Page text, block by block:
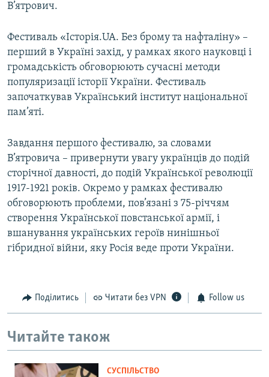
В’ятрович.
Фестиваль «Історія.UA. Без брому та нафталіну» –
перший в Україні захід, у рамках якого науковці і
громадськість обговорюють сучасні методи
популяризації історії України. Фестиваль
започаткував Український інститут національної
пам’яті.
Завдання першого фестивалю, за словами
В’ятровича – привернути увагу українців до подій
сторічної давності, до подій Української революції
1917-1921 років. Окремо у рамках фестивалю
обговорюють проблеми, пов’язані з 75-річчям
створення Української повстанської армії, і
вшанування українських героїв нинішньої
гібридної війни, яку Росія веде проти України.
Поділитись Читати без VPN Follow us
Читайте також
СУСПІЛЬСТВО